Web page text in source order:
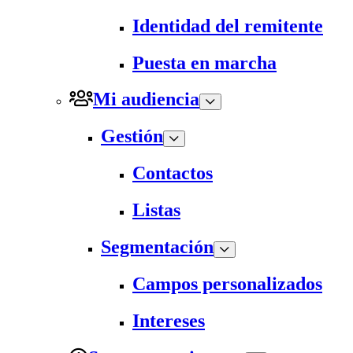
Identidad del remitente
Puesta en marcha
Mi audiencia
Gestión
Contactos
Listas
Segmentación
Campos personalizados
Intereses